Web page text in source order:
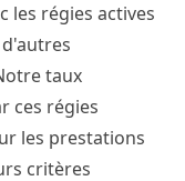
les régies actives
taux
ces régies
les prestations
critères